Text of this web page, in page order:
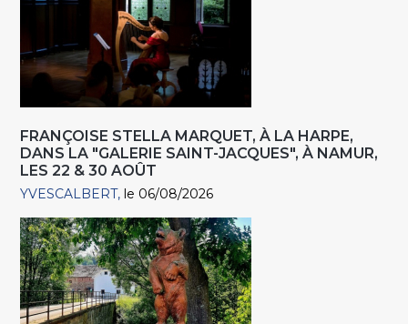
FRANÇOISE STELLA MARQUET, À LA HARPE,
DANS LA "GALERIE SAINT-JACQUES", À NAMUR,
LES 22 & 30 AOÛT
YVESCALBERT le 06/08/2026